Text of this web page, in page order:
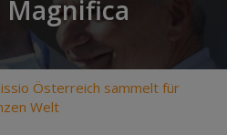
Magnifica
Österreich sammelt für
Welt